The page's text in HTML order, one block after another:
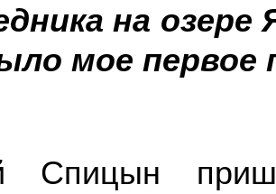
на
мое первое
Спицын